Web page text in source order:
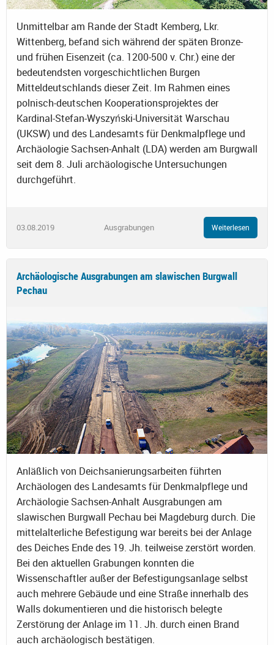
Unmittelbar am Rande der Stadt Kemberg, Lkr.
Wittenberg, befand sich während der späten Bronze-
und frühen Eisenzeit (ca. 1200-500 v. Chr.) eine der
bedeutendsten vorgeschichtlichen Burgen
Mitteldeutschlands dieser Zeit. Im Rahmen eines
polnisch-deutschen Kooperationsprojektes der
Kardinal-Stefan-Wyszyński-Universität Warschau
(UKSW) und des Landesamts für Denkmalpflege und
Archäologie Sachsen-Anhalt (LDA) werden am Burgwall
seit dem 8. Juli archäologische Untersuchungen
durchgeführt.
03.08.2019 Ausgrabungen Weiterlesen
Archäologische Ausgrabungen am slawischen Burgwall
Pechau
Anläßlich von Deichsanierungsarbeiten führten
Archäologen des Landesamts für Denkmalpflege und
Archäologie Sachsen-Anhalt Ausgrabungen am
slawischen Burgwall Pechau bei Magdeburg durch. Die
mittelalterliche Befestigung war bereits bei der Anlage
des Deiches Ende des 19. Jh. teilweise zerstört worden.
Bei den aktuellen Grabungen konnten die
Wissenschaftler außer der Befestigungsanlage selbst
auch mehrere Gebäude und eine Straße innerhalb des
Walls dokumentieren und die historisch belegte
Zerstörung der Anlage im 11. Jh. durch einen Brand
auch archäologisch bestätigen.